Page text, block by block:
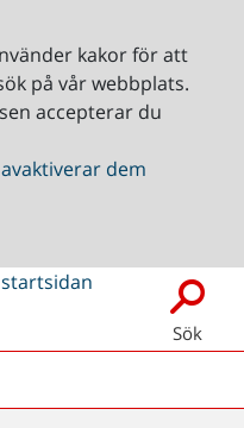
kakor för att
på vår webbplats.
accepterar du
dem
Sök